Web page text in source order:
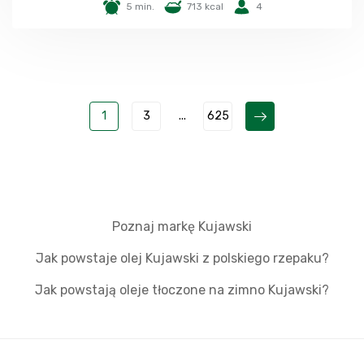
5 min. 713 kcal 4
1 3 ... 625
Poznaj markę Kujawski
Jak powstaje olej Kujawski z polskiego rzepaku?
Jak powstają oleje tłoczone na zimno Kujawski?